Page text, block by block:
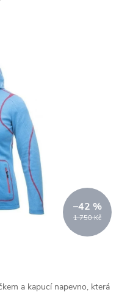
1 750 Kč
–42 %
a kapucí napevno, která